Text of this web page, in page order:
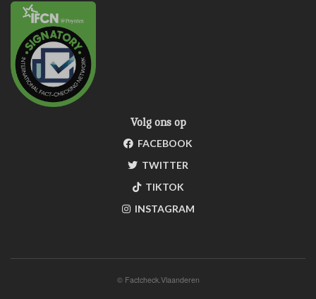
Volg ons op
FACEBOOK
TWITTER
TIKTOK
INSTAGRAM
© Factcheck.Vlaanderen